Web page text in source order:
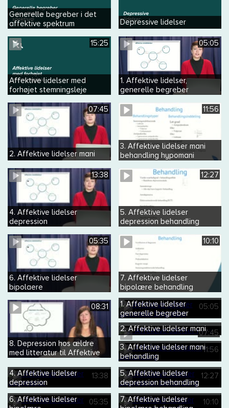
Generelle begreber i det
affektive spektrum
Depressive lidelser
15:25
Affektive lidelser med
forhøjet stemningsleje
05:05
1. Affektive lidelser,
generelle begreber
07:45
2. Affektive lidelser mani
11:56
3. Affektive lidelser mani
behandling hypomani
13:38
4. Affektive lidelser
depression
12:27
5. Affektive lidelser
depression behandling
05:35
6. Affektive lidelser
bipolaere
10:10
7. Affektive lidelser
bipolære behandling
kroniske affektive tilstande
08:31
8. Depression hos ældre
med litteratur til Affektive
05:05
1. Affektive lidelser
generelle begreber
07:45
2. Affektive lidelser mani
11:56
3. Affektive lidelser mani
behandling
13:38
4. Affektive lidelser
depression
12:27
5. Affektive lidelser
depression behandling
05:35
6. Affektive lidelser
10:10
7. Affektive lidelser